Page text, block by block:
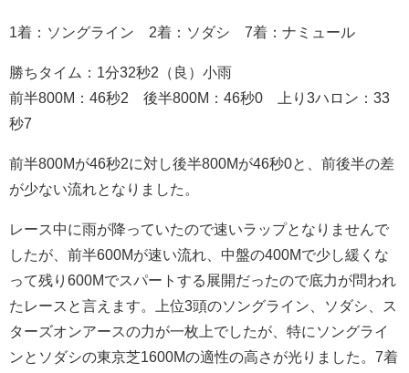
1着：ソングライン 2着：ソダシ 7着：ナミュール
勝ちタイム：1分32秒2（良）小雨
前半800M：46秒2 後半800M：46秒0 上り3ハロン：33
秒7
前半800Mが46秒2に対し後半800Mが46秒0と、前後半の差
が少ない流れとなりました。
レース中に雨が降っていたので速いラップとなりませんで
したが、前半600Mが速い流れ、中盤の400Mで少し緩くな
って残り600Mでスパートする展開だったので底力が問われ
たレースと言えます。上位3頭のソングライン、ソダシ、ス
ターズオンアースの力が一枚上でしたが、特にソングライ
ンとソダシの東京芝1600Mの適性の高さが光りました。7着